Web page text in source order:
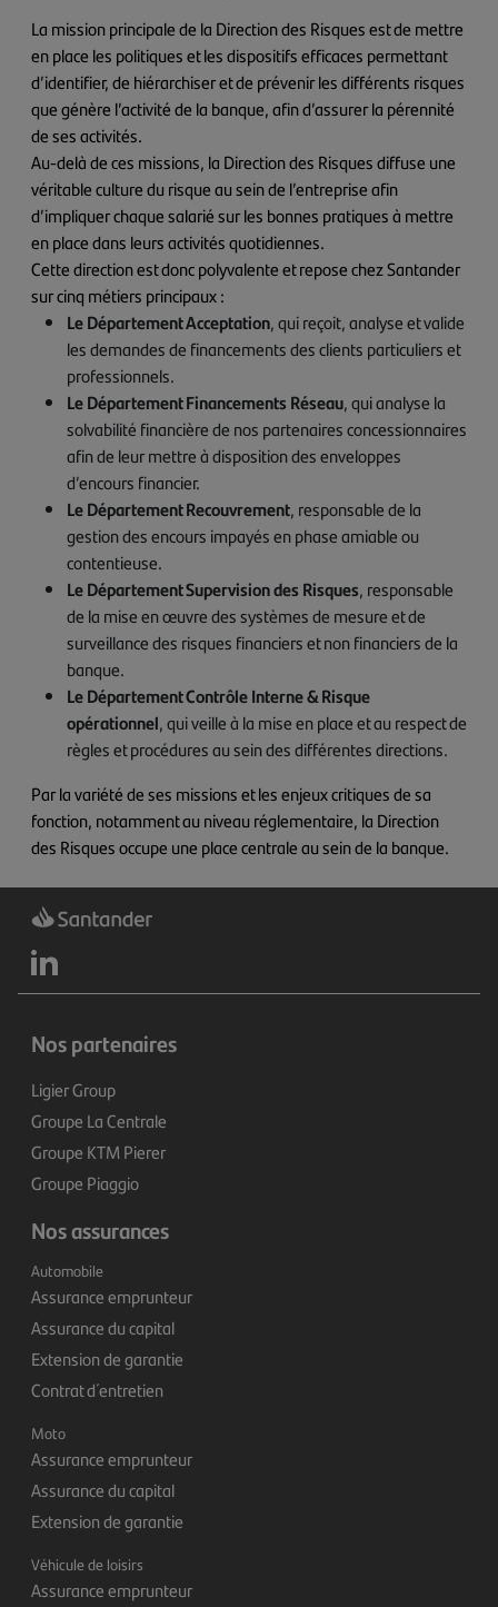
La mission principale de la Direction des Risques est de mettre
en place les politiques et les dispositifs efficaces permettant
d’identifier, de hiérarchiser et de prévenir les différents risques
que génère l’activité de la banque, afin d’assurer la pérennité
de ses activités.
Au-delà de ces missions, la Direction des Risques diffuse une
véritable culture du risque au sein de l’entreprise afin
d’impliquer chaque salarié sur les bonnes pratiques à mettre
en place dans leurs activités quotidiennes.
Cette direction est donc polyvalente et repose chez Santander
sur cinq métiers principaux :
Le Département Acceptation, qui reçoit, analyse et valide
les demandes de financements des clients particuliers et
professionnels.
Le Département Financements Réseau, qui analyse la
solvabilité financière de nos partenaires concessionnaires
afin de leur mettre à disposition des enveloppes
d’encours financier.
Le Département Recouvrement, responsable de la
gestion des encours impayés en phase amiable ou
contentieuse.
Le Département Supervision des Risques, responsable
de la mise en œuvre des systèmes de mesure et de
surveillance des risques financiers et non financiers de la
banque.
Le Département Contrôle Interne & Risque
opérationnel, qui veille à la mise en place et au respect de
règles et procédures au sein des différentes directions.
Par la variété de ses missions et les enjeux critiques de sa
fonction, notamment au niveau réglementaire, la Direction
des Risques occupe une place centrale au sein de la banque.
Nos partenaires
Ligier Group
Groupe La Centrale
Groupe KTM Pierer
Groupe Piaggio
Nos assurances
Automobile
Assurance emprunteur
Assurance du capital
Extension de garantie
Contrat d´ entretien
Moto
Assurance emprunteur
Assurance du capital
Extension de garantie
Véhicule de loisirs
Assurance emprunteur